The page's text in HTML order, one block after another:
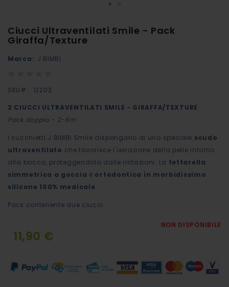
Ciucci Ultraventilati Smile - Pack
Giraffa/Texture
Marca: J BIMBI
SKU
12203
2 CIUCCI ULTRAVENTILATI SMILE - GIRAFFA/TEXTURE
Pack doppio - 2-6m
I succhietti J BIMBI Smile dispongono di uno speciale scudo
ultraventilato che favorisce l'aerazione della pelle intorno
alla bocca, proteggendola dalle irritazioni. La tettarella
simmetrica a goccia è ortodontica in morbidissimo
silicone 100% medicale.
Pack contenente due ciucci.
NON DISPONIBILE
11,90 €